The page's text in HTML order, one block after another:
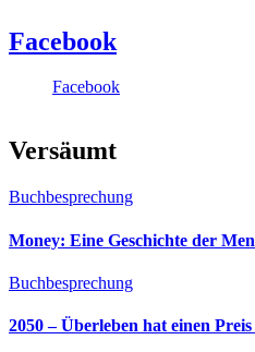
Facebook
Facebook
Versäumt
Buchbesprechung
Money: Eine Geschichte der
Buchbesprechung
2050 – Überleben hat einen